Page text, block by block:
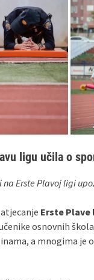
ligu učila o
na Erste Plavoj ligi
Erste Plave
osnovnih
a mnogima je